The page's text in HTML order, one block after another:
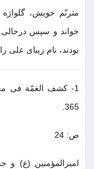
مترنّم خويش،
خواند و سپس درحالى
بودند، نام زيباى
365.
ص: 24
اميرالمؤمنين (ع) و